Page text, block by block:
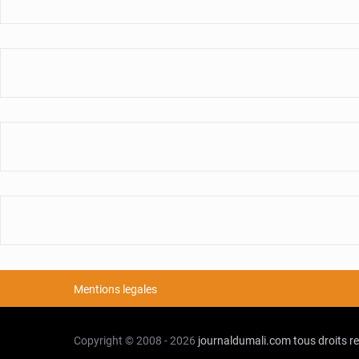
Mentions legales
Copyright © 2008 - 2026 journaldumali.comtous droits